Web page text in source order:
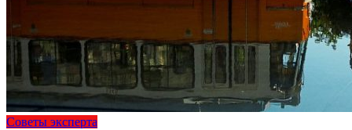
Советы эксперта